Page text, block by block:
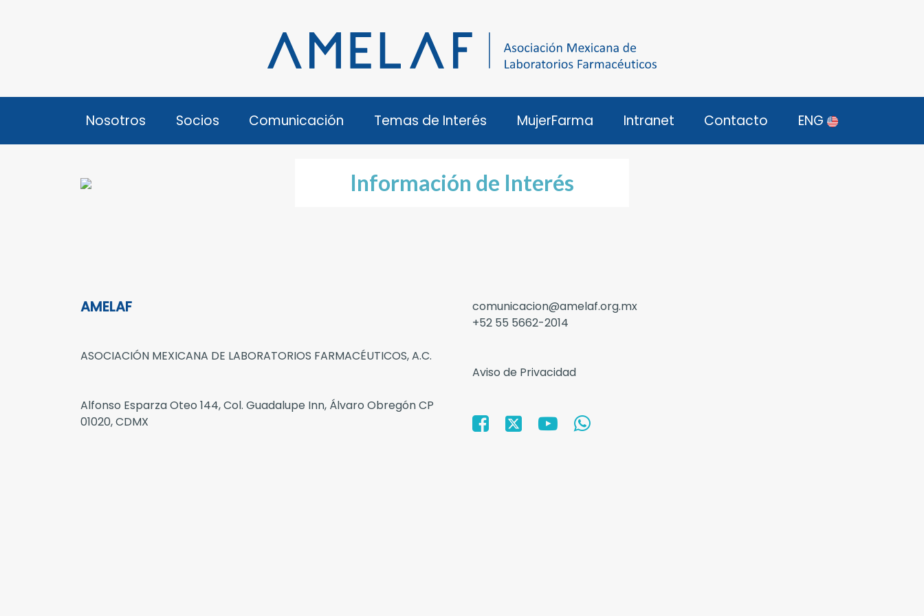
Nosotros Socios Comunicación Temas de Interés MujerFarma Intranet Contacto ENG
Información de Interés
AMELAF
ASOCIACIÓN MEXICANA DE LABORATORIOS FARMACÉUTICOS, A.C.
Alfonso Esparza Oteo 144, Col. Guadalupe Inn, Álvaro Obregón CP
01020, CDMX
comunicacion@amelaf.org.mx
+52 55 5662-2014
Aviso de Privacidad